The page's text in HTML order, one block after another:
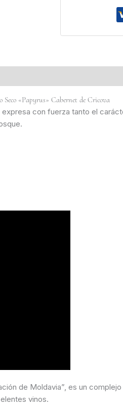
«Papyrus» Cabernet de Cricova
con fuerza tanto el
de Moldavia”, es un
vinos.